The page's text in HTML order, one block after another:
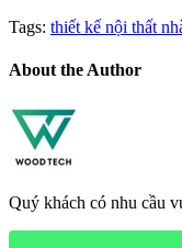
Tags: thiết kế nội thất
About the Author
Quý khách có nhu cầu